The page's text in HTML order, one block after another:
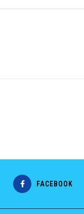
FACEBOOK